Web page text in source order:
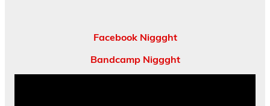
Facebook Niggght
Bandcamp Niggght